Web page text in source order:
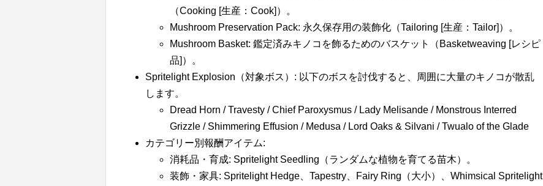
（Cooking [生産：Cook]）。
Mushroom Preservation Pack: 永久保存用の装飾化（Tailoring [生産：Tailor]）。
Mushroom Basket: 鑑定済みキノコを飾るためのバスケット（Basketweaving [レシピ
品]）。
Spritelight Explosion（対象ボス）: 以下のボスを討伐すると、周囲に大量のキノコが散乱
します。
Dread Horn / Travesty / Chief Paroxysmus / Lady Melisande / Monstrous Interred
Grizzle / Shimmering Effusion / Medusa / Lord Oaks & Silvani / Twualo of the Glade
カテゴリー別報酬アイテム:
消耗品・育成: Spritelight Seedling（ランダムな植物を育てる苗木）。
装飾・家具: Spritelight Hedge、Tapestry、Fairy Ring（大小）、Whimsical Spritelight